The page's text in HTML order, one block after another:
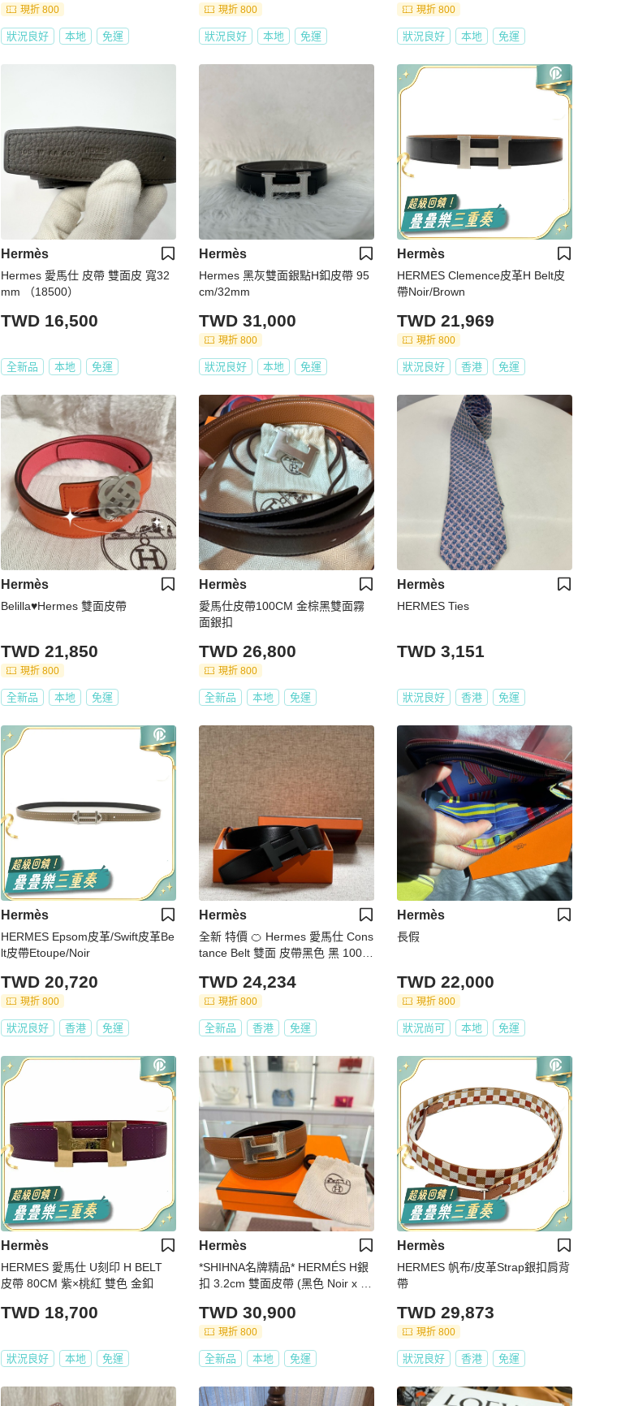
現折 800
狀況良好 本地 免運
現折 800
狀況良好 本地 免運
現折 800
狀況良好 本地 免運
Hermès
Hermes 愛馬仕 皮帶 雙面皮 寬32
mm （18500）
TWD 16,500
全新品 本地 免運
Hermès
Hermes 黑灰雙面銀點H釦皮帶 95
cm/32mm
TWD 31,000
現折 800
狀況良好 本地 免運
Hermès
HERMES Clemence皮革H Belt皮
帶Noir/Brown
TWD 21,969
現折 800
狀況良好 香港 免運
Hermès
Belilla♥️Hermes 雙面皮帶
TWD 21,850
現折 800
全新品 本地 免運
Hermès
愛馬仕皮帶100CM 金棕黑雙面霧
面銀扣
TWD 26,800
現折 800
全新品 本地 免運
Hermès
HERMES Ties
TWD 3,151
狀況良好 香港 免運
Hermès
HERMES Epsom皮革/Swift皮革Be
lt皮帶Etoupe/Noir
TWD 20,720
現折 800
狀況良好 香港 免運
Hermès
全新 特價 🍊 Hermes 愛馬仕 Cons
tance Belt 雙面 皮帶黑色 黑 100
TWD 24,234
現折 800
全新品 香港 免運
Hermès
長假
TWD 22,000
現折 800
狀況尚可 本地 免運
Hermès
HERMES 愛馬仕 U刻印 H BELT
皮帶 80CM 紫×桃紅 雙色 金釦
TWD 18,700
狀況良好 本地 免運
Hermès
*SHIHNA名牌精品* HERMÉS H銀
扣 3.2cm 雙面皮帶 (黑色 Noir x 金
TWD 30,900
現折 800
全新品 本地 免運
Hermès
HERMES 帆布/皮革Strap銀扣肩背
帶
TWD 29,873
現折 800
狀況良好 香港 免運